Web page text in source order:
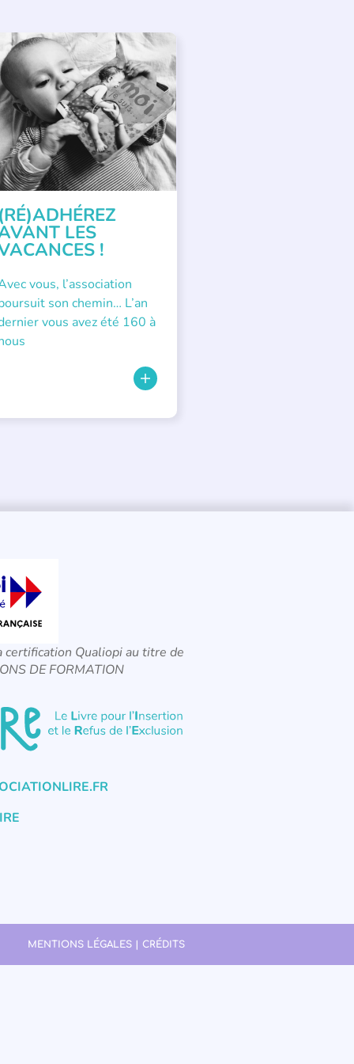
APPEL À SOUTIEN
(RÉ)ADHÉREZ
LES
!
vous, l’association
son chemin… L’an
vous avez été 160 à
certification Qualiopi au titre de
DE FORMATION
MENTIONS LÉGALES | CRÉDITS